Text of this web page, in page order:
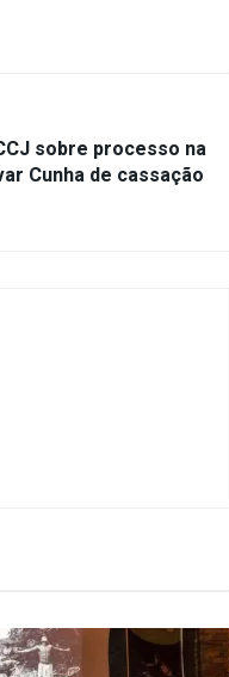
sobre processo na
Cunha de cassação